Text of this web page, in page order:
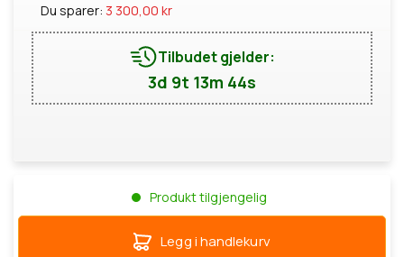
Du sparer: 3 300,00 kr
Tilbudet gjelder:
3d 9t 13m 44s
Produkt tilgjengelig
Legg i handlekurv